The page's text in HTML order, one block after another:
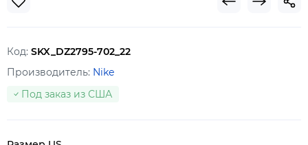
Код: SKX_DZ2795-702_22
Производитель: Nike
Под заказ из США